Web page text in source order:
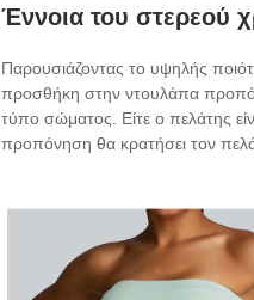
Έννοια του στερεού
Παρουσιάζοντας το υψηλής
προσθήκη στην ντουλάπα
τύπο σώματος. Είτε ο πελάτης
προπόνηση θα κρατήσει τον